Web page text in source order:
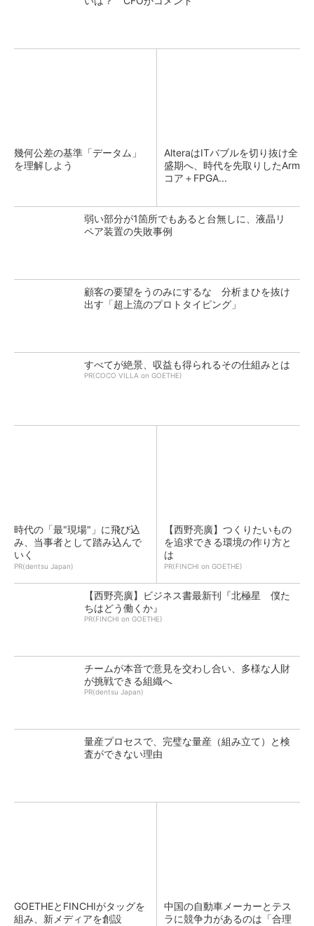
幾何公差の基準「データム」
を理解しよう
AlteraはITバブルを切り抜け全
盛期へ、時代を先取りしたArm
コア＋FPGA...
弱い部分が1箇所でもあると台無しに、液晶リ
ペア装置の失敗事例
顧客の要望をうのみにするな 分析まひを抜け
出す「超上流のプロトタイピング」
すべてが絶景、収益も得られるその仕組みとは
PR(COCO VILLA on GOETHE)
時代の「最"現場"」に飛び込
み、当事者として踏み込んで
いく
PR(dentsu Japan)
【西野亮廣】つくりたいもの
を追求できる環境の作り方と
は
PR(FINCHI on GOETHE)
【西野亮廣】ビジネス書最新刊『北極星 僕た
ちはどう働くか』
PR(FINCHI on GOETHE)
チームが本音で意見を交わし合い、多様な人財
が挑戦できる組織へ
PR(dentsu Japan)
量産プロセスで、完璧な量産（組み立て）と検
査ができない理由
GOETHEとFINCHIがタッグを
組み、新メディアを創設
中国の自動車メーカーとテス
ラに競争力があるのは「合理